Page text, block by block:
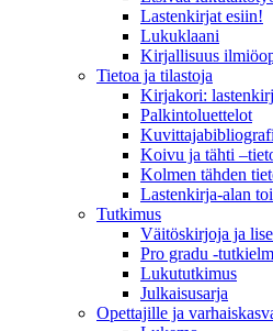
Lastenkirjat esiin!
Lukuklaani
Kirjallisuus
Tietoa ja tilastoja
Kirjakori:
Palkintoluettelot
Koivu ja tähti
Kolmen tähden
Lastenkirja-alan
Tutkimus
Väitöskirjoja ja
Pro gradu -
Lukututkimus
Julkaisusarja
Opettajille ja